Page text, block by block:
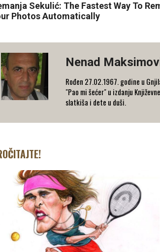
Sekulić: The Fastest Way To
Photos Automatically
Nenad
Rođen 27.02.1967. godine u
"Pao mi šećer" u izdanju
slatkiša i dete u duši.